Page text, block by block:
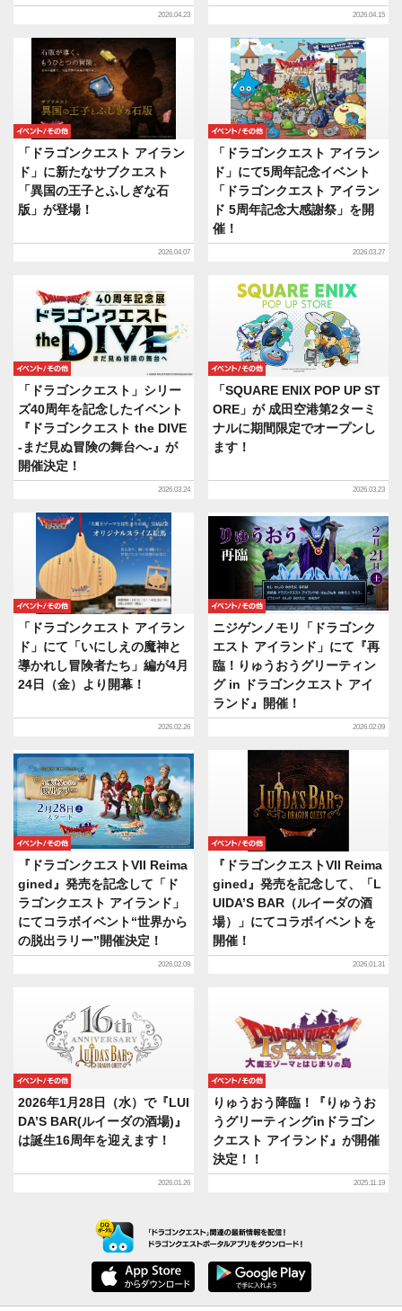
2026.04.23 2026.04.15
イベント/その他
「ドラゴンクエスト アイラン
ド」に新たなサブクエスト
「異国の王子とふしぎな石
版」が登場！
2026.04.07
イベント/その他
「ドラゴンクエスト アイラン
ド」にて5周年記念イベント
「ドラゴンクエスト アイラン
ド 5周年記念大感謝祭」を開
催！
2026.03.27
イベント/その他
「ドラゴンクエスト」シリー
ズ40周年を記念したイベント
『ドラゴンクエスト the DIVE
-まだ見ぬ冒険の舞台へ-』が
開催決定！
2026.03.24
イベント/その他
「SQUARE ENIX POP UP ST
ORE」が 成田空港第2ターミ
ナルに期間限定でオープンし
ます！
2026.03.23
イベント/その他
「ドラゴンクエスト アイラン
ド」にて「いにしえの魔神と
導かれし冒険者たち」編が4月
24日（金）より開幕！
2026.02.26
イベント/その他
ニジゲンノモリ「ドラゴンク
エスト アイランド」にて『再
臨！りゅうおうグリーティン
グ in ドラゴンクエスト アイ
ランド』開催！
2026.02.09
イベント/その他
『ドラゴンクエストVII Reima
gined』発売を記念して「ド
ラゴンクエスト アイランド」
にてコラボイベント“世界から
の脱出ラリー”開催決定！
2026.02.09
『ドラゴンクエストVII Reima
gined』発売を記念して、「L
UIDA’S BAR（ルイーダの酒
場）」にてコラボイベントを
開催！
2026.01.31
2026年1月28日（水）で『LUI
DA’S BAR(ルイーダの酒場)』
は誕生16周年を迎えます！
2026.01.26
りゅうおう降臨！『りゅうお
うグリーティングinドラゴン
クエスト アイランド』が開催
決定！！
2025.11.19